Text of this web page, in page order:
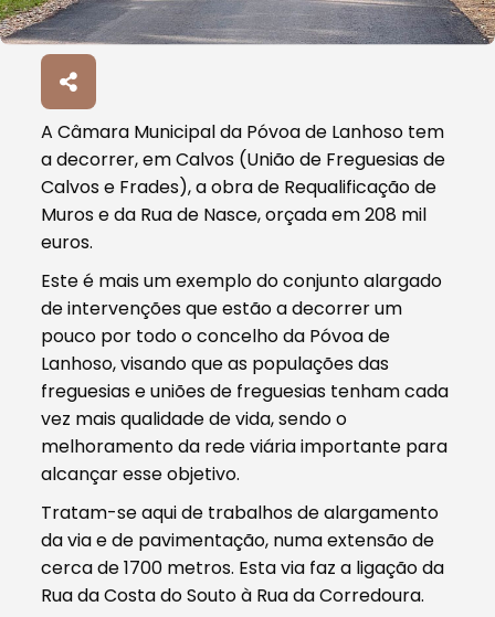
A Câmara Municipal da Póvoa de Lanhoso tem
a decorrer, em Calvos (União de Freguesias de
Calvos e Frades), a obra de Requalificação de
Muros e da Rua de Nasce, orçada em 208 mil
euros.
Este é mais um exemplo do conjunto alargado
de intervenções que estão a decorrer um
pouco por todo o concelho da Póvoa de
Lanhoso, visando que as populações das
freguesias e uniões de freguesias tenham cada
vez mais qualidade de vida, sendo o
melhoramento da rede viária importante para
alcançar esse objetivo.
Tratam-se aqui de trabalhos de alargamento
da via e de pavimentação, numa extensão de
cerca de 1700 metros. Esta via faz a ligação da
Rua da Costa do Souto à Rua da Corredoura.